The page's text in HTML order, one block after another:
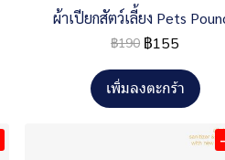
ผ้าเปียกสัตว์เลี้ยง Pets
฿190 ฿155
เพิ่มลงตะกร้า